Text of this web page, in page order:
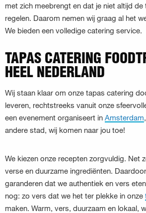
met zich meebrengt en dat je niet altijd
regelen. Daarom nemen wij graag al het
We bieden een volledige catering service.
TAPAS CATERING
HEEL NEDERLAND
Wij staan klaar om onze tapas catering
leveren, rechtstreeks vanuit onze
een evenement organiseert in Amsterdam
andere stad, wij komen naar jou toe!
We kiezen onze recepten zorgvuldig. Net
verse en duurzame ingrediënten.
garanderen dat we authentiek en vers
nog: zo vers dat we het ter plekke in onze
maken. Warm, vers, duurzaam en lokaal,